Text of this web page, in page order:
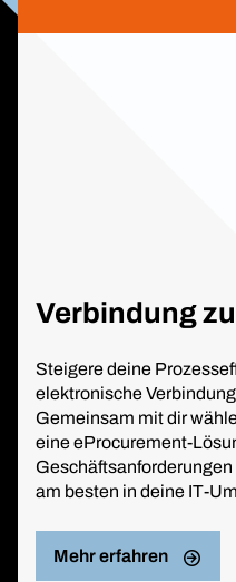
Verbindung
Steigere deine
elektronische
Gemeinsam mit dir
eine eProcurement-
am besten in deine IT-
Mehr erfahren